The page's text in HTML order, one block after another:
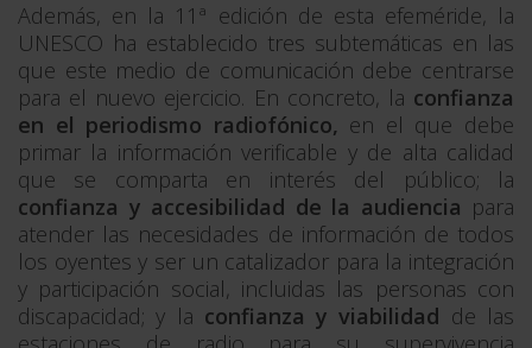
Además, en la 11ª edición de esta efeméride, la
UNESCO ha establecido tres subtemáticas en las
que este medio de comunicación debe centrarse
para el nuevo ejercicio. En concreto, la confianza
en el periodismo radiofónico, en el que debe
primar la información verificable y de alta calidad
que se comparta en interés del público; la
confianza y accesibilidad de la audiencia para
atender las necesidades de información de todos
los oyentes y ser un catalizador para la integración
y participación social, incluidas las personas con
discapacidad; y la confianza y viabilidad de las